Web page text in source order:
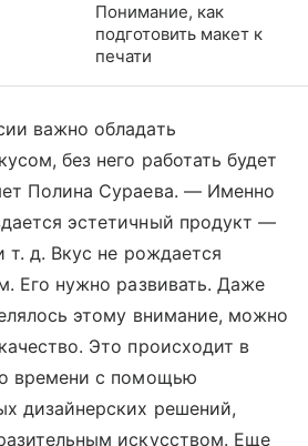
Понимание, как
подготовить макет к
печати
важно обладать
без него работать будет
Полина Сураева. — Именно
эстетичный продукт —
т. д. Вкус не рождается
Его нужно развивать. Даже
этому внимание, можно
Это происходит в
времени с помощью
дизайнерских решений,
искусством. Еще